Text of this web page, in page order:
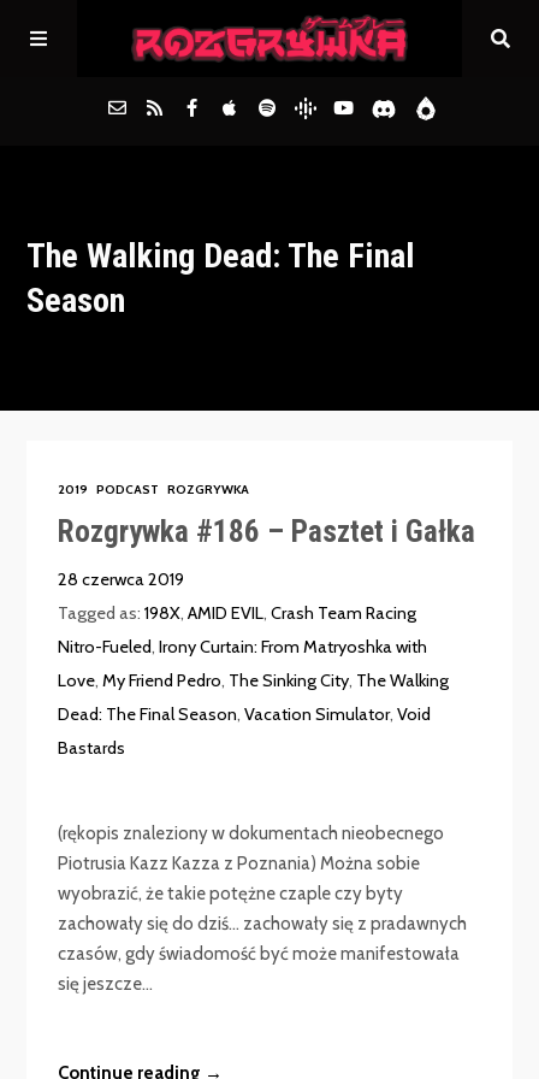
Archiwum
Kontakt
The Walking Dead: The Final
Season
2019 PODCAST ROZGRYWKA
Rozgrywka #186 – Pasztet i Gałka
28 czerwca 2019
Tagged as:198X,AMID EVIL,Crash Team Racing
Nitro-Fueled,Irony Curtain: From Matryoshka with
Love,My Friend Pedro, The Sinking City, The Walking
Dead: The Final Season,Vacation Simulator,Void
Bastards
(rękopis znaleziony w dokumentach nieobecnego
Piotrusia Kazz Kazza z Poznania) Można sobie
wyobrazić, że takie potężne czaple czy byty
zachowały się do dziś… zachowały się z pradawnych
czasów, gdy świadomość być może manifestowała
się jeszcze...
Continue reading →